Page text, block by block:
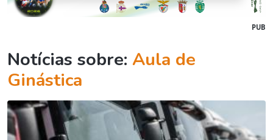
PUB
Notícias sobre: Aula de
Ginástica